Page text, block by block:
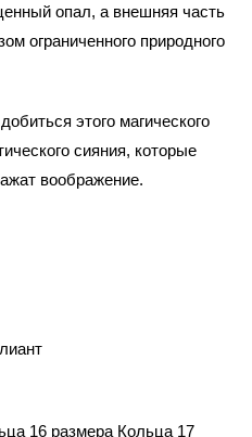
опал, а внешняя часть
ограниченного природного
этого магического
сияния, которые
воображение.
16 размера Кольца 17